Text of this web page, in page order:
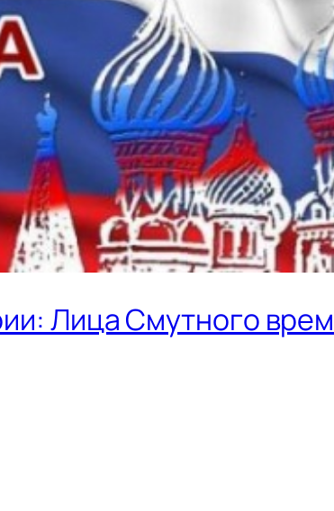
Лица Смутного